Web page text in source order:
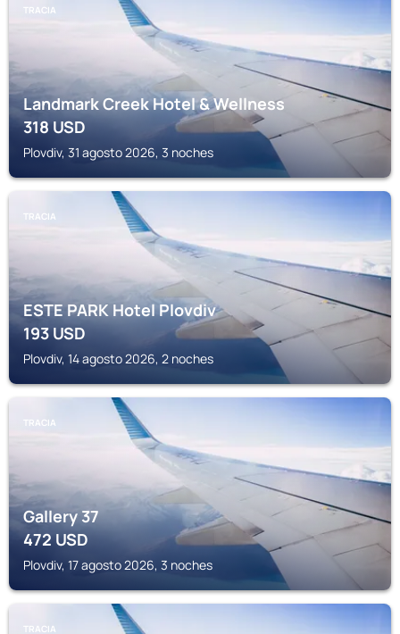
TRACIA
Landmark Creek Hotel & Wellness
318USD
Plovdiv, 31 agosto 2026, 3 noches
TRACIA
ESTE PARK Hotel Plovdiv
193USD
Plovdiv, 14 agosto 2026, 2 noches
TRACIA
Gallery 37
472USD
Plovdiv, 17 agosto 2026, 3 noches
TRACIA